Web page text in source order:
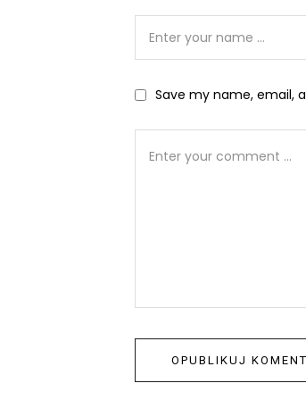
Save my name, email,